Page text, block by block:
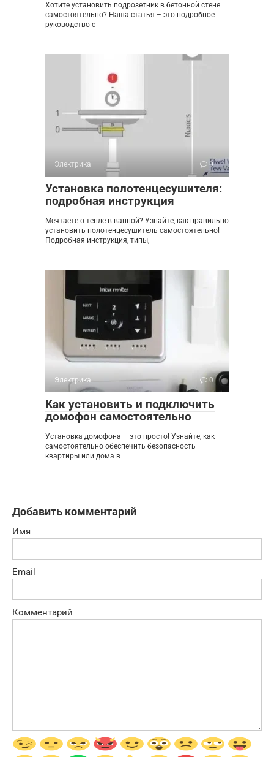
Хотите установить подрозетник в бетонной стене
самостоятельно? Наша статья – это подробное
руководство с
Электрика 0
Установка полотенцесушителя:
подробная инструкция
Мечтаете о тепле в ванной? Узнайте, как правильно
установить полотенцесушитель самостоятельно!
Подробная инструкция, типы,
Электрика 0
Как установить и подключить
домофон самостоятельно
Установка домофона – это просто! Узнайте, как
самостоятельно обеспечить безопасность
квартиры или дома в
Добавить комментарий
Имя
Email
Комментарий